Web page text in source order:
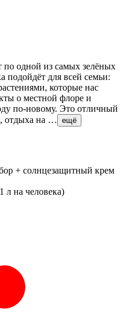
одной из самых зелёных
подойдёт для всей семьи:
которые нас
о местной флоре и
по-новому. Это отличный
отдыха на … ещё
+ солнцезащитный крем
л на человека)